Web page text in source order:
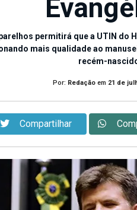
permitirá que a UTIN do
mais qualidade ao
recém-
Por: Redação em 21 de
Compartilhar